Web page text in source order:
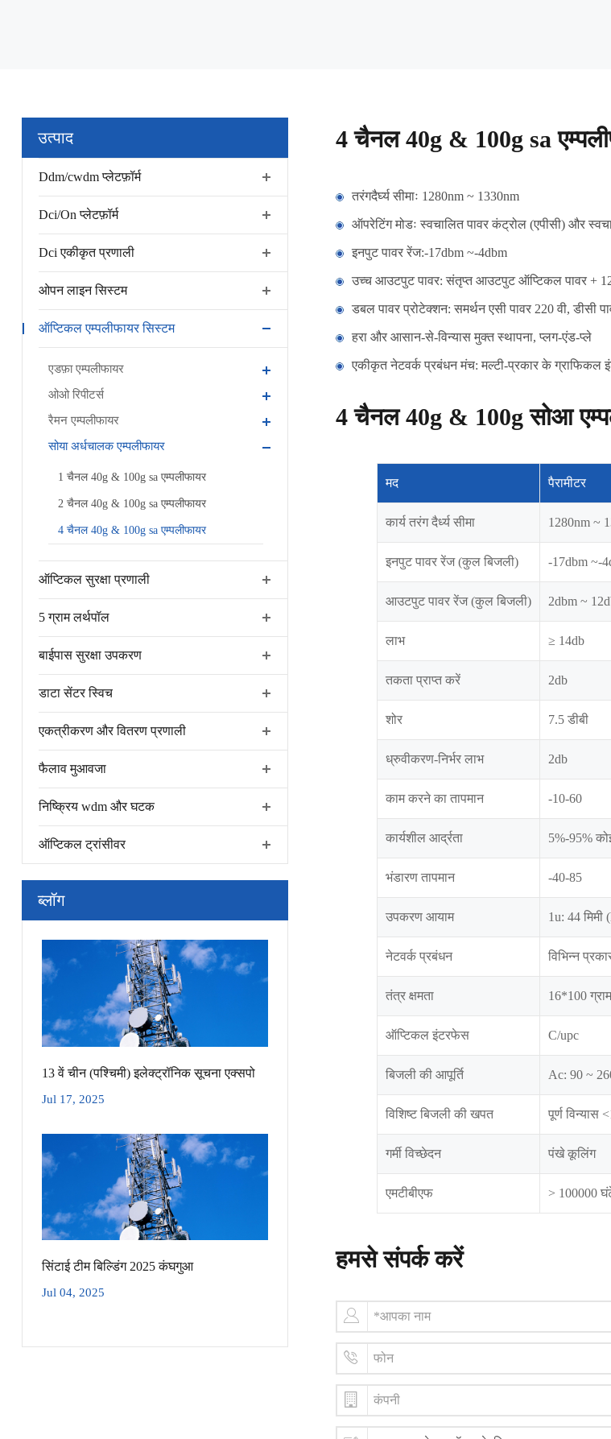
उत्पाद
Ddm/cwdm प्लेटफ़ॉर्म
Dci/On प्लेटफ़ॉर्म
Dci एकीकृत प्रणाली
ओपन लाइन सिस्टम
ऑप्टिकल एम्पलीफायर सिस्टम
एडफ़ा एम्पलीफायर
ओओ रिपीटर्स
रैमन एम्पलीफायर
सोया अर्धचालक एम्पलीफायर
1 चैनल 40g & 100g sa एम्पलीफायर
2 चैनल 40g & 100g sa एम्पलीफायर
4 चैनल 40g & 100g sa एम्पलीफायर
ऑप्टिकल सुरक्षा प्रणाली
5 ग्राम लर्थपॉल
बाईपास सुरक्षा उपकरण
डाटा सेंटर स्विच
एकत्रीकरण और वितरण प्रणाली
फैलाव मुआवजा
निष्क्रिय wdm और घटक
ऑप्टिकल ट्रांसीवर
ब्लॉग
13 वें चीन (पश्चिमी) इलेक्ट्रॉनिक सूचना एक्सपो
Jul 17, 2025
सिंटाई टीम बिल्डिंग 2025 कंघगुआ
Jul 04, 2025
4 चैनल 40g & 100g sa
तरंगदैर्घ्य सीमाः 1280nm ~ 1330nm
ऑपरेटिंग मोडः स्वचालित पावर कंट्रोल (एपीसी) और
इनपुट पावर रेंज:-17dbm ~-4dbm
उच्च आउटपुट पावर: संतृप्त आउटपुट ऑप्टिकल पावर +
डबल पावर प्रोटेक्शन: समर्थन एसी पावर 220 वी, डीसी
हरा और आसान-से-विन्यास मुक्त स्थापना, प्लग-एंड-प्ले
एकीकृत नेटवर्क प्रबंधन मंच: मल्टी-प्रकार के
4 चैनल 40g & 100g सोआ
मद पैरामीटर
कार्य तरंग दैर्ध्य सीमा 1280nm ~
इनपुट पावर रेंज (कुल बिजली) -17dbm ~-
आउटपुट पावर रेंज (कुल बिजली) 2dbm ~
लाभ ≥ 14db
तकता प्राप्त करें 2db
शोर 7.5 डीबी
ध्रुवीकरण-निर्भर लाभ 2db
काम करने का तापमान -10-60
कार्यशील आर्द्रता 5%-95%
भंडारण तापमान -40-85
उपकरण आयाम 1u: 44 मिमी
नेटवर्क प्रबंधन विभिन्न
तंत्र क्षमता 16*100
ऑप्टिकल इंटरफेस C/upc
बिजली की आपूर्ति Ac: 90 ~
विशिष्ट बिजली की खपत पूर्ण विन्यास
गर्मी विच्छेदन पंखे कूलिंग
एमटीबीएफ > 100000
हमसे संपर्क करें